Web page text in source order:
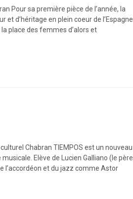
Pour sa première pièce de l’année, la
et d’héritage en plein coeur de l’Espagne
place des femmes d’alors et
Chabran TIEMPOS est un nouveau
Elève de Lucien Galliano (le père
l’accordéon et du jazz comme Astor